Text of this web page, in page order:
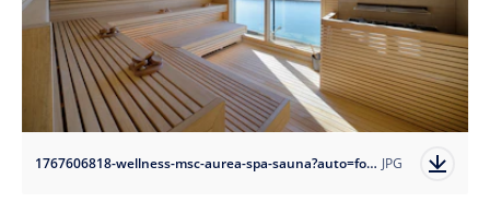
1767606818-wellness-msc-aurea-spa-sauna?auto=format JPG